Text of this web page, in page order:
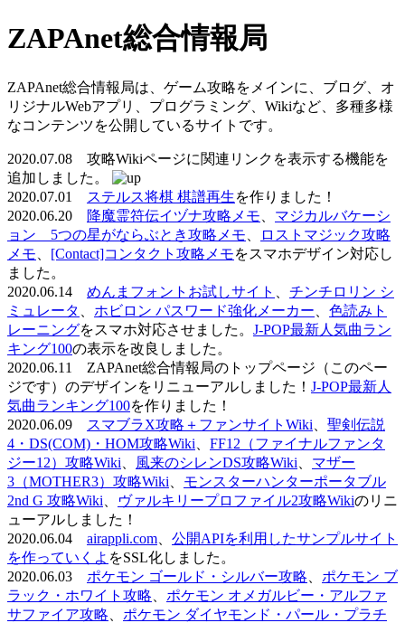
ZAPAnet総合情報局
ZAPAnet総合情報局は、ゲーム攻略をメインに、ブログ、オ
リジナルWebアプリ、プログラミング、Wikiなど、多種多様
なコンテンツを公開しているサイトです。
2020.07.08 攻略Wikiページに関連リンクを表示する機能を
追加しました。
2020.07.01
ステルス将棋 棋譜再生を作りました！
2020.06.20
降魔霊符伝イヅナ攻略メモ
マジカルバケーシ
ョン 5つの星がならぶとき攻略メモ
ロストマジック攻略
メモ
[Contact]コンタクト攻略メモをスマホデザイン対応し
ました。
2020.06.14 めんまフォントお試しサイト
チンチロリン シ
ミュレータ
ホビロン パスワード強化メーカー
色読みト
レーニングをスマホ対応させました。 J-POP最新人気曲ラン
キング100の表示を改良しました。
2020.06.11 ZAPAnet総合情報局のトップページ（このペー
ジです）のデザインをリニューアルしました！ J-POP最新人
気曲ランキング100を作りました！
2020.06.09
スマブラX攻略＋ファンサイトWiki
聖剣伝説
4・DS(COM)・HOM攻略Wiki
FF12（ファイナルファンタ
ジー12）攻略Wiki
風来のシレンDS攻略Wiki
マザー
3（MOTHER3）攻略Wiki
モンスターハンターポータブル
2nd G 攻略Wiki
ヴァルキリープロファイル2攻略Wikiのリニ
ューアルしました！
2020.06.04 airappli.com
公開APIを利用したサンプルサイト
を作っていくよ をSSL化しました。
2020.06.03 ポケモン ゴールド・シルバー攻略
ポケモン ブ
ラック・ホワイト攻略
ポケモン オメガルビー・アルファ
サファイア攻略
ポケモン ダイヤモンド・パール・プラチ